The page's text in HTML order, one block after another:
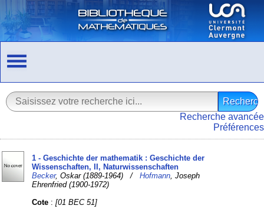
Recherche avancée
Préférences
1 - Geschichte der mathematik : Geschichte der
Wissenschaften, II, Naturwissenschaften
Becker, Oskar (1889-1964) /Hofmann , Joseph
Ehrenfried (1900-1972)
Cote :[01 BEC 51]